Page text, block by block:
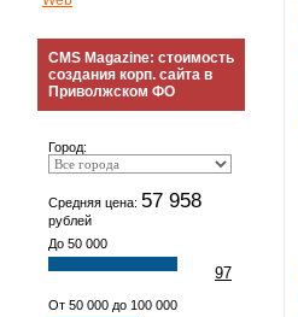
CMS Magazine: стоимость
создания корп. сайта в
Приволжском ФО
Город:
Средняя цена: 57 958
рублей
До 50 000
97
От 50 000 до 100 000